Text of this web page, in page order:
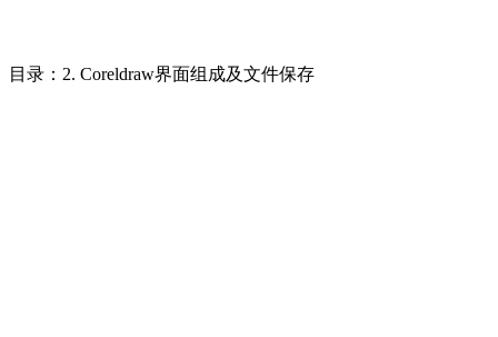
目录：2. Coreldraw界面组成及文件保存